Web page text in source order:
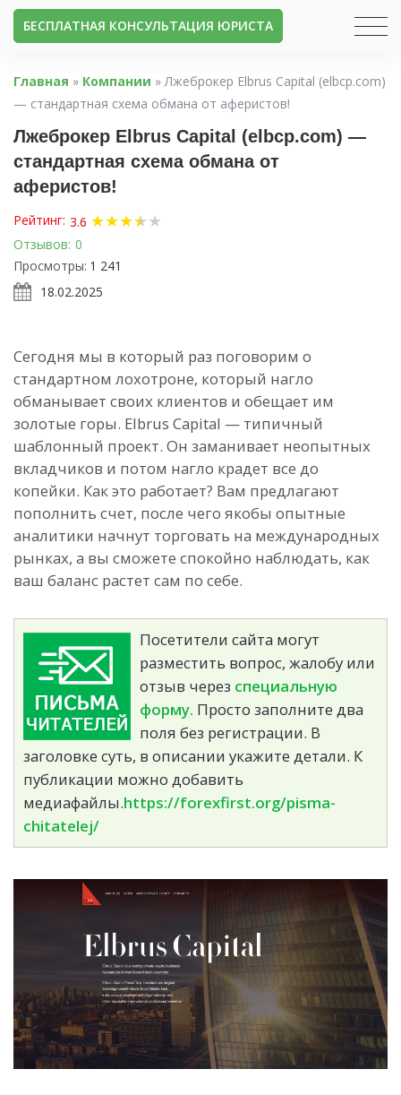
БЕСПЛАТНАЯ КОНСУЛЬТАЦИЯ ЮРИСТА
Главная » Компании »Лжеброкер Elbrus Capital (elbcp.com)
— стандартная схема обмана от аферистов!
Лжеброкер Elbrus Capital (elbcp.com) —
стандартная схема обмана от
аферистов!
Рейтинг: 3.6 ★★★★
★★
Отзывов: 0
Просмотры: 1 241
18.02.2025
Сегодня мы в который раз поговорим о
стандартном лохотроне, который нагло
обманывает своих клиентов и обещает им
золотые горы. Elbrus Capital — типичный
шаблонный проект. Он заманивает неопытных
вкладчиков и потом нагло крадет все до
копейки. Как это работает? Вам предлагают
пополнить счет, после чего якобы опытные
аналитики начнут торговать на международных
рынках, а вы сможете спокойно наблюдать, как
ваш баланс растет сам по себе.
Посетители сайта могут
разместить вопрос, жалобу или
отзыв через специальную
форму. Просто заполните два
поля без регистрации. В
заголовке суть, в описании укажите детали. К
публикации можно добавить
медиафайлы.https://forexfirst.org/pisma-
chitatelej/